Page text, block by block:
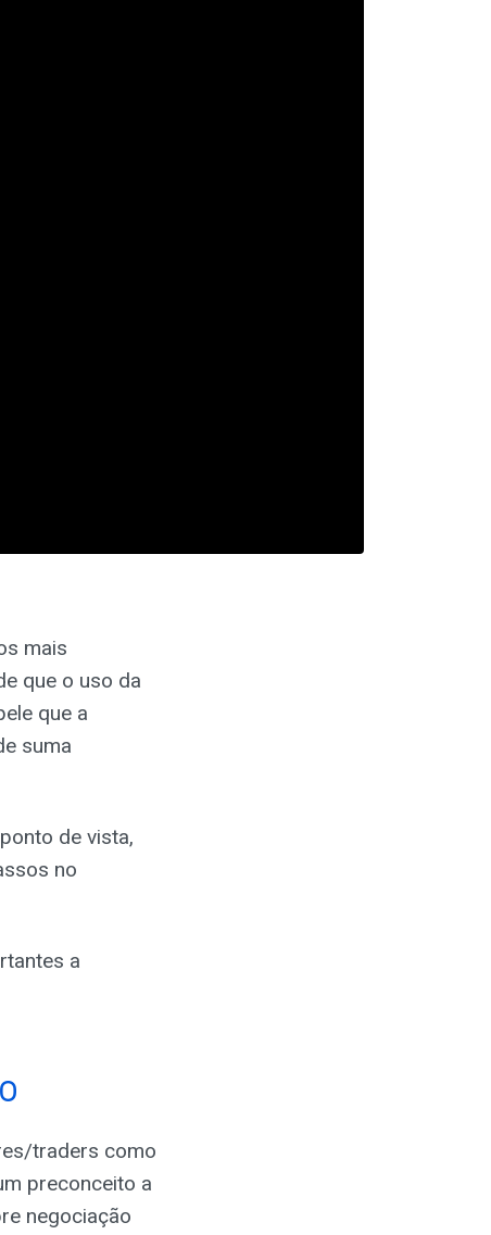
mais
que o uso da
que a
suma
de vista,
no
a
traders como
preconceito a
negociação